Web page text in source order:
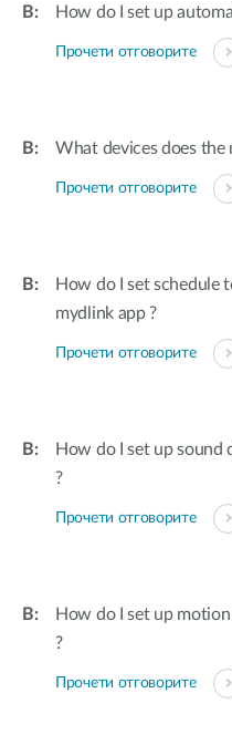
How do I set up
Прочети отговорите
What devices does the
Прочети отговорите
How do I set schedule
mydlink app ?
Прочети отговорите
How do I set up
?
Прочети отговорите
How do I set up
?
Прочети отговорите